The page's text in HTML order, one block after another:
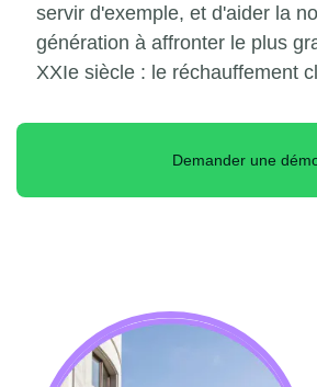
servir d'exemple, et d'aider la
génération à affronter le plus
XXIe siècle : le réchauffement
Demander une